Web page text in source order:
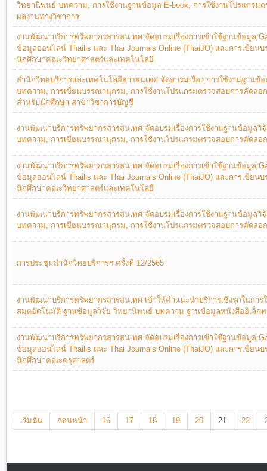
วิทยานิพนธ์ บทความ, การใช้งานฐานข้อมูล E-book, การใช้งานโปรแกรม
ผลงานทางวิชาการ
งานพัฒนาบริการทรัพยากรสารสนเทศ จัดอบรมเรื่องการเข้าใช้ฐานข้อมูล
ข้อมูลออนไลน์ Thailis และ Thai Journals Online (ThaiJO) และการเขียน
นักศึกษาคณะวิทยาศาสตร์และเทคโนโลยี
สำนักวิทยบริการและเทคโนโลยีสารสนเทศ จัดอบรมเรื่อง การใช้งานฐาน
บทความ, การเขียนบรรณานุกรม, การใช้งานโปรแกรมตรวจสอบการคัดลอ
สำหรับนักศึกษา สาขาวิชาการบัญชี
งานพัฒนาบริการทรัพยากรสารสนเทศ จัดอบรมเรื่องการใช้งานฐานข้อมูลวิ
บทความ, การเขียนบรรณานุกรม, การใช้งานโปรแกรมตรวจสอบการคัดลอ
งานพัฒนาบริการทรัพยากรสารสนเทศ จัดอบรมเรื่องการเข้าใช้ฐานข้อมูล
ข้อมูลออนไลน์ Thailis และ Thai Journals Online (ThaiJO) และการเขียน
นักศึกษาคณะวิทยาศาสตร์และเทคโนโลยี
งานพัฒนาบริการทรัพยากรสารสนเทศ จัดอบรมเรื่องการใช้งานฐานข้อมูลวิ
บทความ, การเขียนบรรณานุกรม, การใช้งานโปรแกรมตรวจสอบการคัดลอ
การประชุมสำนักวิทยบริการฯ ครั้งที่ 12/2565
งานพัฒนาบริการทรัพยากรสารสนเทศ เข้าให้คำแนะนำบริการเชิงรุกในการ
สมุดอัตโนมัติ ฐานข้อมูลวิจัย วิทยานิพนธ์ บทความ ฐานข้อมูลหนังสืออิเล็ก
งานพัฒนาบริการทรัพยากรสารสนเทศ จัดอบรมเรื่องการเข้าใช้ฐานข้อมูล
ข้อมูลออนไลน์ Thailis และ Thai Journals Online (ThaiJO) และการเขียน
นักศึกษาคณะครุศาสตร์
เริ่มต้น ก่อนหน้า 16 17 18 19 20 21 22